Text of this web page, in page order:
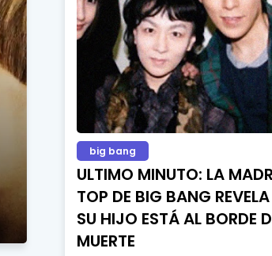
big bang
ULTIMO MINUTO: LA
TOP DE BIG BANG
SU HIJO ESTÁ AL BORDE
MUERTE